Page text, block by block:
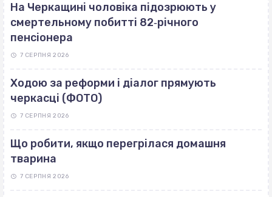
На Черкащині чоловіка підозрюють у
смертельному побитті 82‐річного
пенсіонера
7 СЕРПНЯ 2026
Ходою за реформи і діалог прямують
черкасці (ФОТО)
7 СЕРПНЯ 2026
Що робити, якщо перегрілася домашня
тварина
7 СЕРПНЯ 2026